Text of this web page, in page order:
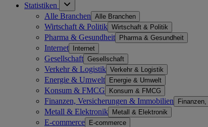
Statistiken
Alle Branchen Alle Branchen
Wirtschaft & Politik Wirtschaft & Politik
Pharma & Gesundheit Pharma & Gesundheit
Internet Internet
Gesellschaft Gesellschaft
Verkehr & Logistik Verkehr & Logistik
Energie & Umwelt Energie & Umwelt
Konsum & FMCG Konsum & FMCG
Finanzen, Versicherungen & Immobilien
Metall & Elektronik Metall & Elektronik
E-commerce E-commerce